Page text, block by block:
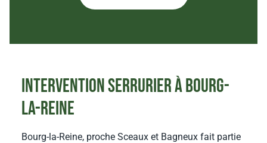
Intervention serrurier à Bourg-
la-Reine
Bourg-la-Reine, proche Sceaux et Bagneux fait partie